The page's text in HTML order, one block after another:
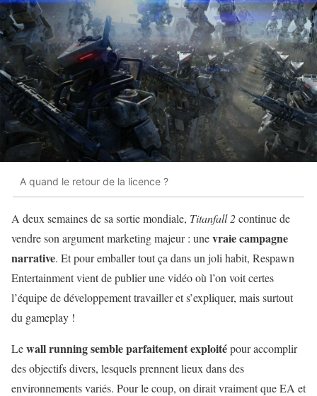
A quand le retour de la licence ?
A deux semaines de sa sortie mondiale, Titanfall 2continue de
vendre son argument marketing majeur : unevraie campagne
narrative. Et pour emballer tout ça dans un joli habit, Respawn
Entertainment vient de publier une vidéo où l’on voit certes
l’équipe de développement travailler et s’expliquer, mais surtout
du gameplay !
Lewall running semble parfaitement exploitépour accomplir
des objectifs divers, lesquels prennent lieux dans des
environnements variés. Pour le coup, on dirait vraiment que EA et